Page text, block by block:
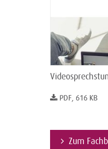
PDF, 616 KB
Zum